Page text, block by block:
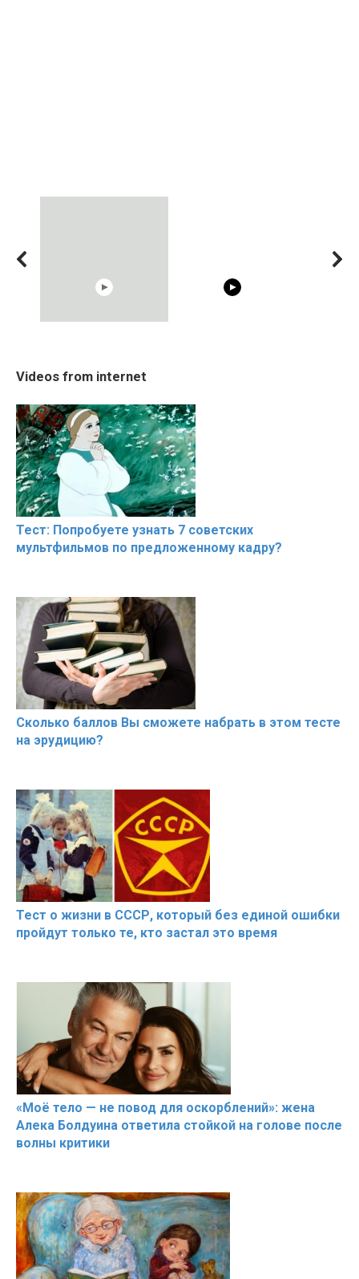
Cosy January Vlog
Beautiful Moments from
Videos from internet
Тест: Попробуете узнать 7 советских
мультфильмов по предложенному кадру?
Сколько баллов Вы сможете набрать в этом тесте
на эрудицию?
Тест о жизни в СССР, который без единой ошибки
пройдут только те, кто застал это время
«Моё тело — не повод для оскорблений»: жена
Алека Болдуина ответила стойкой на голове после
волны критики